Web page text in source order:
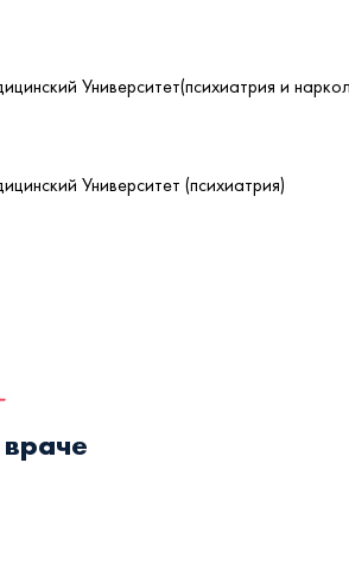
Университет(психиатрия и
Университет (психиатрия)